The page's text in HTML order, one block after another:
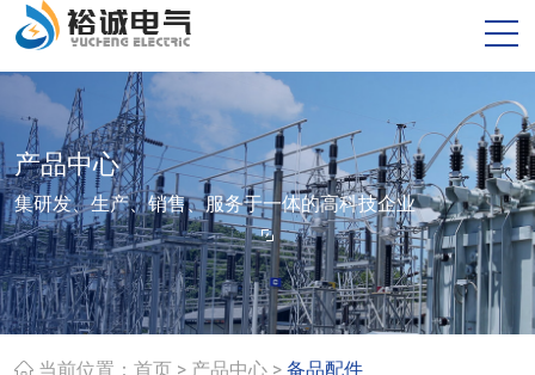
产品中心
集研发、生产、销售、服务于一体的高科技企业
当前位置： 首页 > 产品中心 > 备品配件